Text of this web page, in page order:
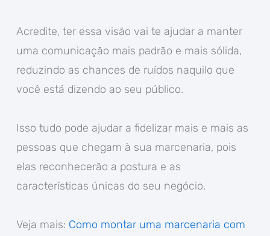
Acredite, ter essa visão vai te ajudar a manter
uma comunicação mais padrão e mais sólida,
reduzindo as chances de ruídos naquilo que
você está dizendo ao seu público.
Isso tudo pode ajudar a fidelizar mais e mais as
pessoas que chegam à sua marcenaria, pois
elas reconhecerão a postura e as
características únicas do seu negócio.
Veja mais: Como montar uma marcenaria com